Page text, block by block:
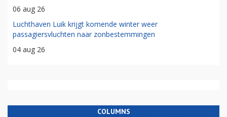
06 aug 26
Luchthaven Luik krijgt komende winter weer
passagiersvluchten naar zonbestemmingen
04 aug 26
COLUMNS